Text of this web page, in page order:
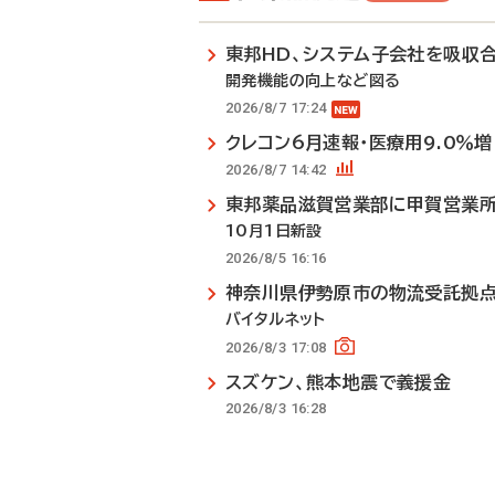
東邦HD、システム子会社を吸収
開発機能の向上など図る
2026/8/7 17:24
クレコン6月速報・医療用9.0％増
2026/8/7 14:42
東邦薬品滋賀営業部に甲賀営業
10月1日新設
2026/8/5 16:16
神奈川県伊勢原市の物流受託拠
バイタルネット
2026/8/3 17:08
スズケン、熊本地震で義援金
2026/8/3 16:28